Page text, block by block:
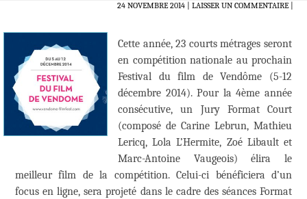
24 NOVEMBRE 2014 LAISSER UN COMMENTAIRE|
Cette année, 23 courts métrages seront
en compétition nationale au prochain
Festival du film de Vendôme (5-12
décembre 2014). Pour la 4ème année
consécutive, un Jury Format Court
(composé de Carine Lebrun, Mathieu
Lericq, Lola L’Hermite, Zoé Libault et
Marc-Antoine Vaugeois) élira le
meilleur film de la compétition. Celui-ci bénéficiera d’un
focus en ligne, sera projeté dans le cadre des séances Format